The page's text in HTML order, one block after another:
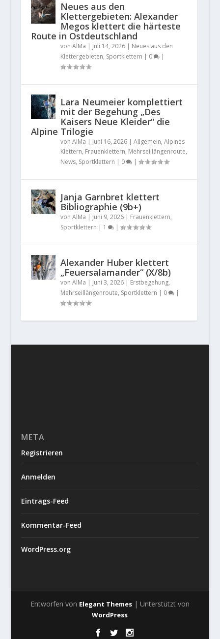
Neues aus den
Klettergebieten: Alexander
Megos klettert die härteste
Route in Ostdeutschland
von AlMa | Juli 14, 2026| Neues aus den
Klettergebieten, Sportklettern | 0 |
Lara Neumeier komplettiert
mit der Begehung „Des
Kaisers Neue Kleider“ die
Alpine Trilogie
von AlMa | Juni 16, 2026| Allgemein, Alpines
Klettern, Frauenklettern, Mehrseillängenroute,
News, Sportklettern | 0 |
Janja Garnbret klettert
Bibliographie (9b+)
von AlMa | Juni 9, 2026| Frauenklettern,
Sportklettern | 1 |
Alexander Huber klettert
„Feuersalamander“ (X/8b)
von AlMa | Juni 3, 2026| Erstbegehung,
Mehrseillängenroute, Sportklettern | 0 |
META
Registrieren
Anmelden
Eintrags-Feed
Kommentar-Feed
WordPress.org
Entworfen von Elegant Themes| Unterstützt von
WordPress